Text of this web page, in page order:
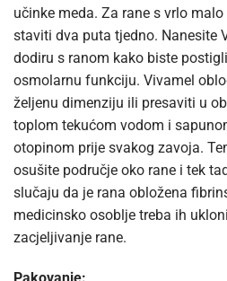
učinke meda. Za rane s vrlo
staviti dva puta tjedno. Nanesite
dodiru s ranom kako biste
osmolarnu funkciju. Vivamel
željenu dimenziju ili presaviti u
toplom tekućom vodom i
otopinom prije svakog zavoja.
osušite područje oko rane i tek
slučaju da je rana obložena
medicinsko osoblje treba ih
zacjeljivanje rane.